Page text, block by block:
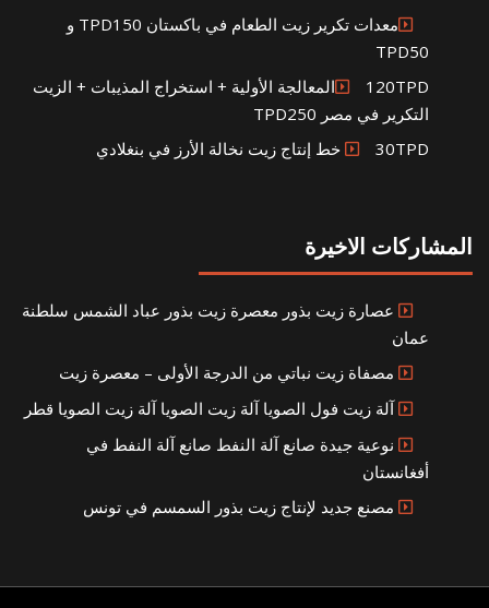
معدات تكرير زيت الطعام في باكستان TPD150 و
TPD50
120TPDالمعالجة الأولية + استخراج المذيبات + الزيت
التكرير في مصر TPD250
30TPD خط إنتاج زيت نخالة الأرز في بنغلادي
المشاركات الاخيرة
عصارة زيت بذور معصرة زيت بذور عباد الشمس سلطنة
عمان
مصفاة زيت نباتي من الدرجة الأولى – معصرة زيت
آلة زيت فول الصويا آلة زيت الصويا آلة زيت الصويا قطر
نوعية جيدة صانع آلة النفط صانع آلة النفط في
أفغانستان
مصنع جديد لإنتاج زيت بذور السمسم في تونس